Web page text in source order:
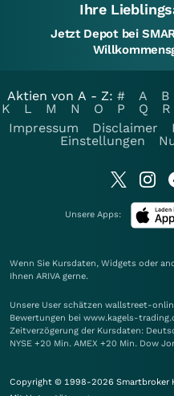
Ihre
Jetzt Depot bei
Aktien von A - Z: # A B
K
L M N O P Q R
Impressum
Disclaimer
Einstellungen
Unsere Apps:
Wenn Sie Kursdaten, Widgets oder
Ihnen ARIVA gerne.
Unsere User schätzen wallstreet-
Bewertungen bei www.kagels-
Zeitverzögerung der Kursdaten:
NYSE +20 Min. AMEX +20 Min. Dow
Copyright © 1998-2026 Smartbroker